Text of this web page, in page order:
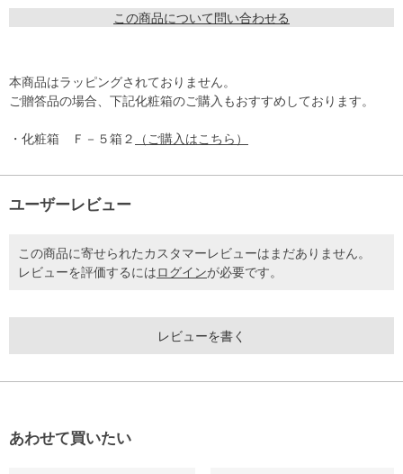
この商品について問い合わせる
本商品はラッピングされておりません。
ご贈答品の場合、下記化粧箱のご購入もおすすめしております。
・化粧箱 Ｆ－５箱２ （ご購入はこちら）
ユーザーレビュー
この商品に寄せられたカスタマーレビューはまだありません。
レビューを評価するにはログインが必要です。
レビューを書く
あわせて買いたい